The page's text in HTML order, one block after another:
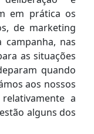
em prática os
de marketing
nas
as situações
quando
aos nossos
a
alguns dos